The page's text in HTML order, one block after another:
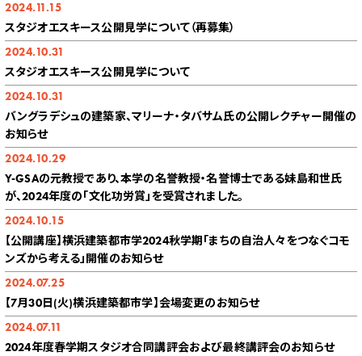
2024.11.15
スタジオエスキース公開見学について（再募集）
2024.10.31
スタジオエスキース公開見学について
2024.10.31
バングラデシュの建築家、マリーナ・タバサム氏の公開レクチャー開催の
お知らせ
2024.10.29
Y-GSAの元教授であり、本学の名誉教授・名誉博士である妹島和世氏
が、2024年度の「文化功労賞」を受賞されました。
2024.10.15
【公開講座】横浜建築都市学2024秋学期「まちの自治――人々をつなぐコモ
ンズから考える」開催のお知らせ
2024.07.25
【7月30日(火)横浜建築都市学】会場変更のお知らせ
2024.07.11
2024年度春学期スタジオ合同講評会および最終講評会のお知らせ